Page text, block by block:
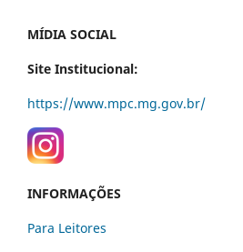
MÍDIA SOCIAL
Site Institucional:
https://www.mpc.mg.gov.br/
INFORMAÇÕES
Para Leitores